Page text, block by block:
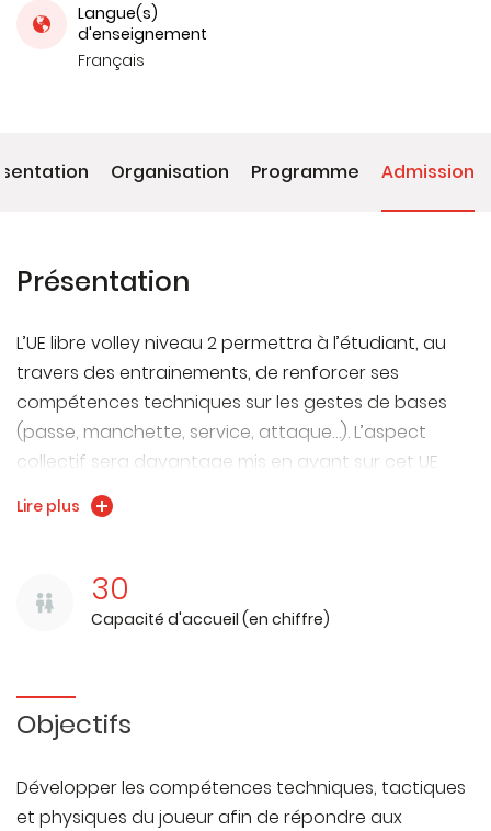
Langue(s)
d'enseignement
Français
Organisation Programme Admission
Présentation
L’UE libre volley niveau 2 permettra à l’étudiant, au
travers des entrainements, de renforcer ses
compétences techniques sur les gestes de bases
(passe, manchette, service, attaque…). L’aspect
collectif sera davantage mis en avant sur cet UE
afin de pouvoir tenir un rôle déterminé dans un
affrontement collectif à 6 joueurs (passeur,
Lire plus
30
Capacité d'accueil (en chiffre)
Objectifs
Développer les compétences techniques, tactiques
et physiques du joueur afin de répondre aux